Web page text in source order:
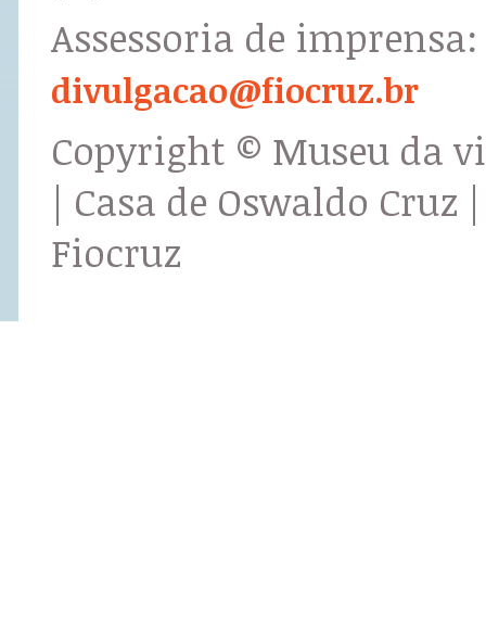
Assessoria de imprensa:
divulgacao@fiocruz.br
Copyright © Museu da
| Casa de Oswaldo Cruz |
Fiocruz